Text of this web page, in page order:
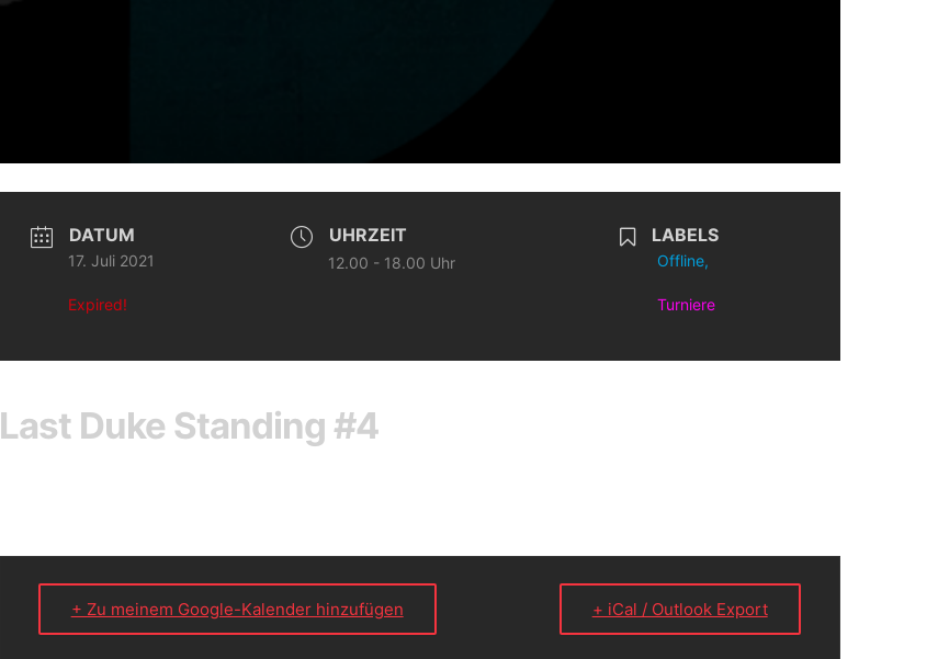
DATUM
17. Juli 2021
Expired!
UHRZEIT
12.00 - 18.00 Uhr
LABELS
Offline,
Turniere
Last Duke Standing #4
+ Zu meinem Google-Kalender hinzufügen + iCal / Outlook Export